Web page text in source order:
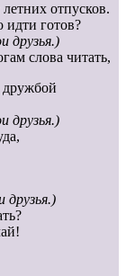
отпусков.
идти готов?
слова читать,